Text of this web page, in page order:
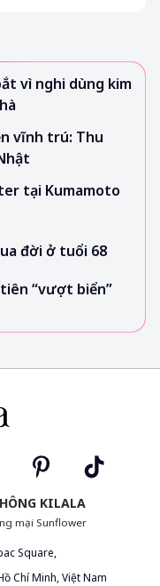
vì nghi dùng kim
vĩnh trú: Thu
tại Kumamoto
đời ở tuổi 68
“vượt biển”
KILALA
mại Sunflower
Square,
Chí Minh, Việt Nam